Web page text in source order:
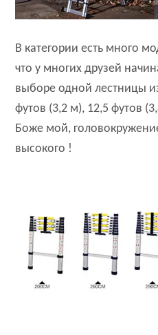
В категории есть много
что у многих друзей
выборе одной лестницы
футов (3,2 м), 12,5 футов
Боже мой,
высокого !